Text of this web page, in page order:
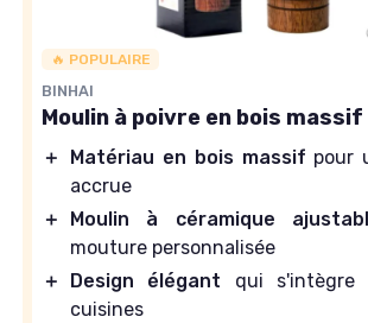
🔥 POPULAIRE
BINHAI
Moulin à poivre en bois
＋ Matériau en bois massif pour
accrue
＋
Moulin à céramique
mouture personnalisée
＋
Design élégant qui s'intègre
cuisines